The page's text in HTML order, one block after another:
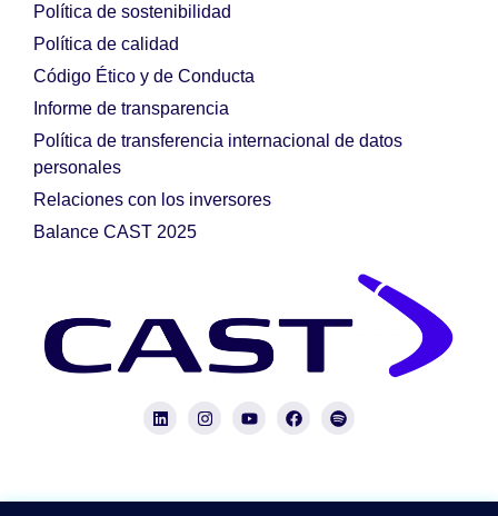
Política de sostenibilidad
Política de calidad
Código Ético y de Conducta
Informe de transparencia
Política de transferencia internacional de datos
personales
Relaciones con los inversores
Balance CAST 2025